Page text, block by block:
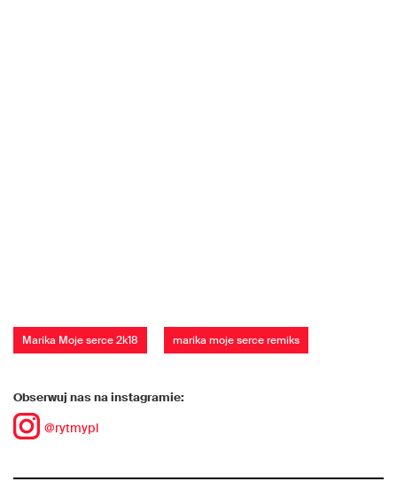
Marika Moje serce 2k18 marika moje serce remiks
Obserwuj nas na instagramie:
@rytmypl